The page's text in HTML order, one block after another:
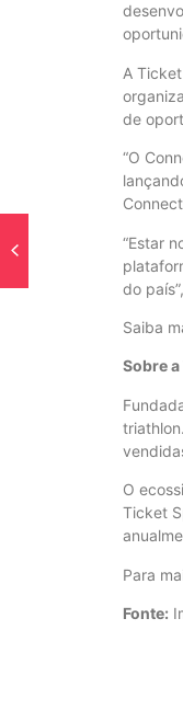
A
de
“O
“Estar
do
Saiba
Sobre
O
Ticket
Para
Fonte: